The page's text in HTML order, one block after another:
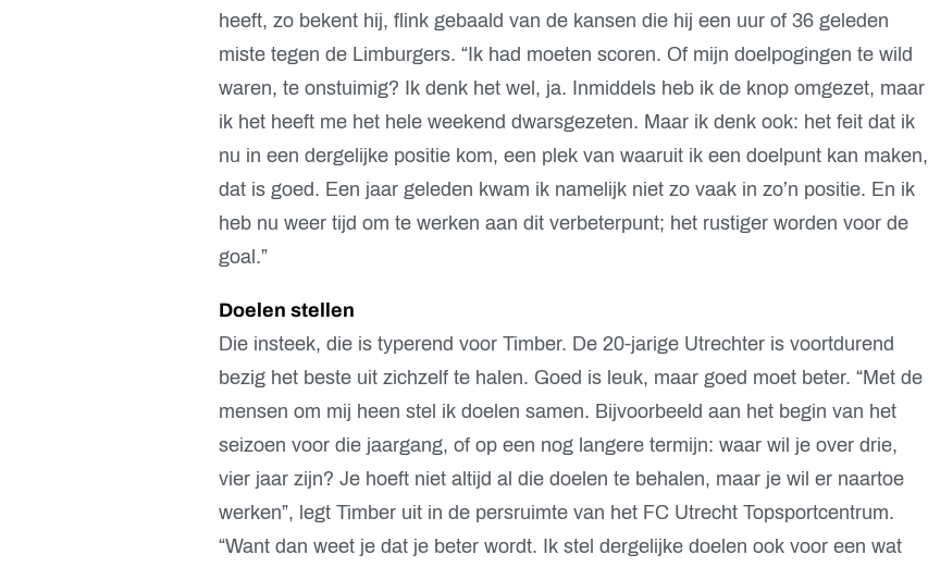
heeft, zo bekent hij, flink gebaald van de kansen die hij een uur of 36 geleden
miste tegen de Limburgers. “Ik had moeten scoren. Of mijn doelpogingen te wild
waren, te onstuimig? Ik denk het wel, ja. Inmiddels heb ik de knop omgezet, maar
ik het heeft me het hele weekend dwarsgezeten. Maar ik denk ook: het feit dat ik
nu in een dergelijke positie kom, een plek van waaruit ik een doelpunt kan maken,
dat is goed. Een jaar geleden kwam ik namelijk niet zo vaak in zo’n positie. En ik
heb nu weer tijd om te werken aan dit verbeterpunt; het rustiger worden voor de
goal.”
Doelen stellen
Die insteek, die is typerend voor Timber. De 20-jarige Utrechter is voortdurend
bezig het beste uit zichzelf te halen. Goed is leuk, maar goed moet beter. “Met de
mensen om mij heen stel ik doelen samen. Bijvoorbeeld aan het begin van het
seizoen voor die jaargang, of op een nog langere termijn: waar wil je over drie,
vier jaar zijn? Je hoeft niet altijd al die doelen te behalen, maar je wil er naartoe
werken”, legt Timber uit in de persruimte van het FC Utrecht Topsportcentrum.
“Want dan weet je dat je beter wordt. Ik stel dergelijke doelen ook voor een wat